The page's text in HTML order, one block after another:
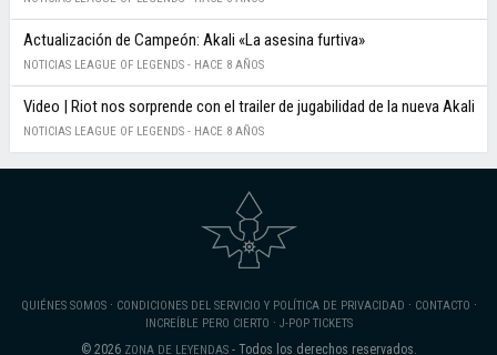
Actualización de Campeón: Akali «La asesina furtiva»
NOTICIAS LEAGUE OF LEGENDS - HACE 8 AÑOS
Video | Riot nos sorprende con el trailer de jugabilidad de la nueva Akali
NOTICIAS LEAGUE OF LEGENDS - HACE 8 AÑOS
QUIÉNES SOMOS· CONDICIONES DEL SERVICIO Y POLÍTICA DE PRIVACIDAD · CONTACTO ·
INCREÍBLE PERO CIERTO · J-POP TICKETS
© 2026 ZONA DE LEYENDAS- Todos los derechos reservados.